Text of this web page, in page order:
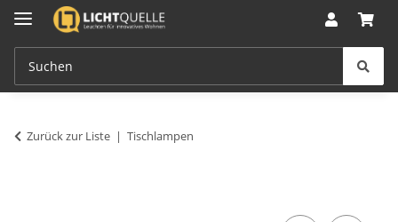
Zurück zur Liste Tischlampen